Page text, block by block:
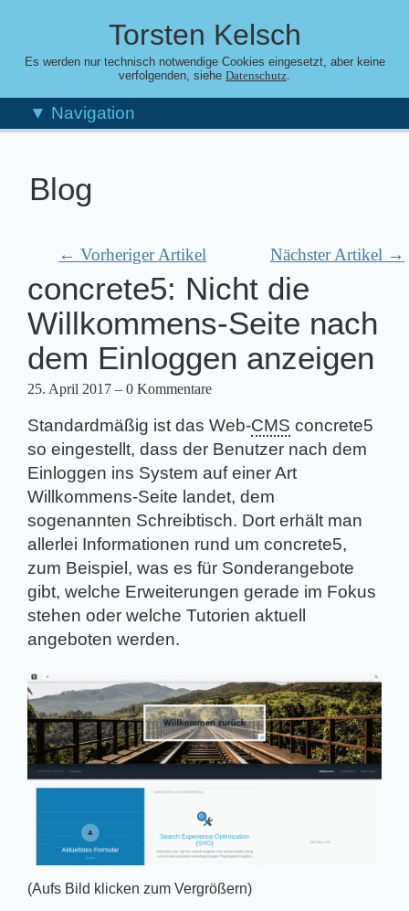
Torsten Kelsch
Es werden nur technisch notwendige Cookies eingesetzt, aber keine
verfolgenden, siehe Datenschutz.
▼ Navigation
Blog
← Vorheriger Artikel Nächster Artikel →
concrete5: Nicht die
Willkommens-Seite nach
dem Einloggen anzeigen
25. April 2017 – 0 Kommentare
Standardmäßig ist das Web-CMS concrete5
so eingestellt, dass der Benutzer nach dem
Einloggen ins System auf einer Art
Willkommens-Seite landet, dem
sogenannten Schreibtisch. Dort erhält man
allerlei Informationen rund um concrete5,
zum Beispiel, was es für Sonderangebote
gibt, welche Erweiterungen gerade im Fokus
stehen oder welche Tutorien aktuell
angeboten werden.
(Aufs Bild klicken zum Vergrößern)